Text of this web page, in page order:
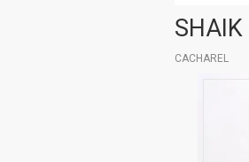
SHAIK
CACHAREL